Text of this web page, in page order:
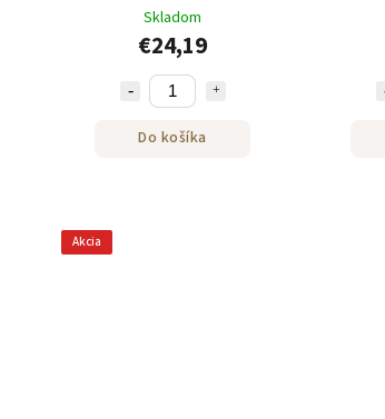
Skladom
€24,19
Do košíka
Akcia